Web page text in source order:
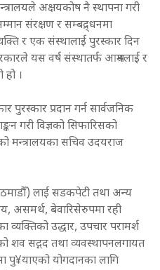
अक्षयकोष नै स्थापना गरी
संरक्षण र सम्बद्र्धनमा
र एक संस्थालाई पुरस्कार दिन
यस वर्ष संस्थातर्फ आश्रमलाई र
हो ।
पुरस्कार प्रदान गर्न सार्वजनिक
गरी विज्ञको सिफारिसको
मन्त्रालयका सचिव उदयराज
लाई सडकपेटी तथा अन्य
असमर्थ, बेवारिसेरुपमा रही
व्यक्तिको उद्धार, उपचार परामर्श
शव सद्गद तथा व्यवस्थापनलगायत
पु¥याएको योगदानका लागि